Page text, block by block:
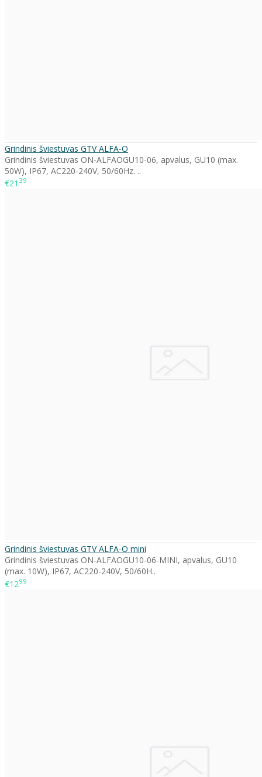
Grindinis šviestuvas GTV ALFA-O
Grindinis šviestuvas ON-ALFAOGU10-06, apvalus, GU10 (max.
50W), IP67, AC220-240V, 50/60Hz. ..
€21 39
Grindinis šviestuvas GTV ALFA-O mini
Grindinis šviestuvas ON-ALFAOGU10-06-MINI, apvalus, GU10
(max. 10W), IP67, AC220-240V, 50/60H..
€1299